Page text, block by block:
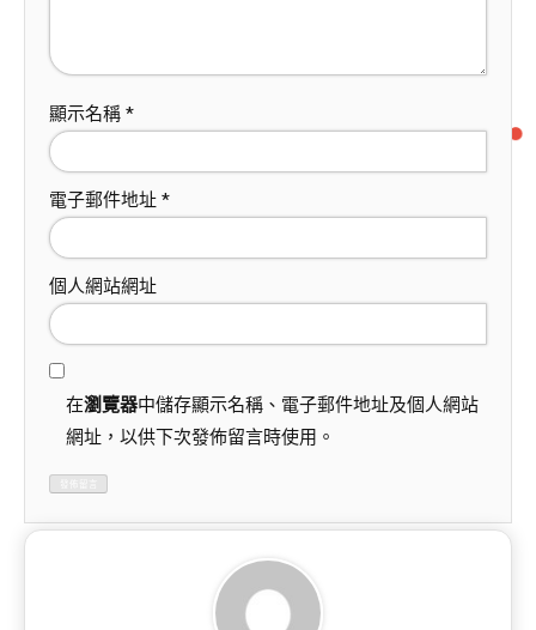
顯示名稱 *
電子郵件地址 *
個人網站網址
在瀏覽器中儲存顯示名稱、電子郵件地址及個人網站
網址，以供下次發佈留言時使用。